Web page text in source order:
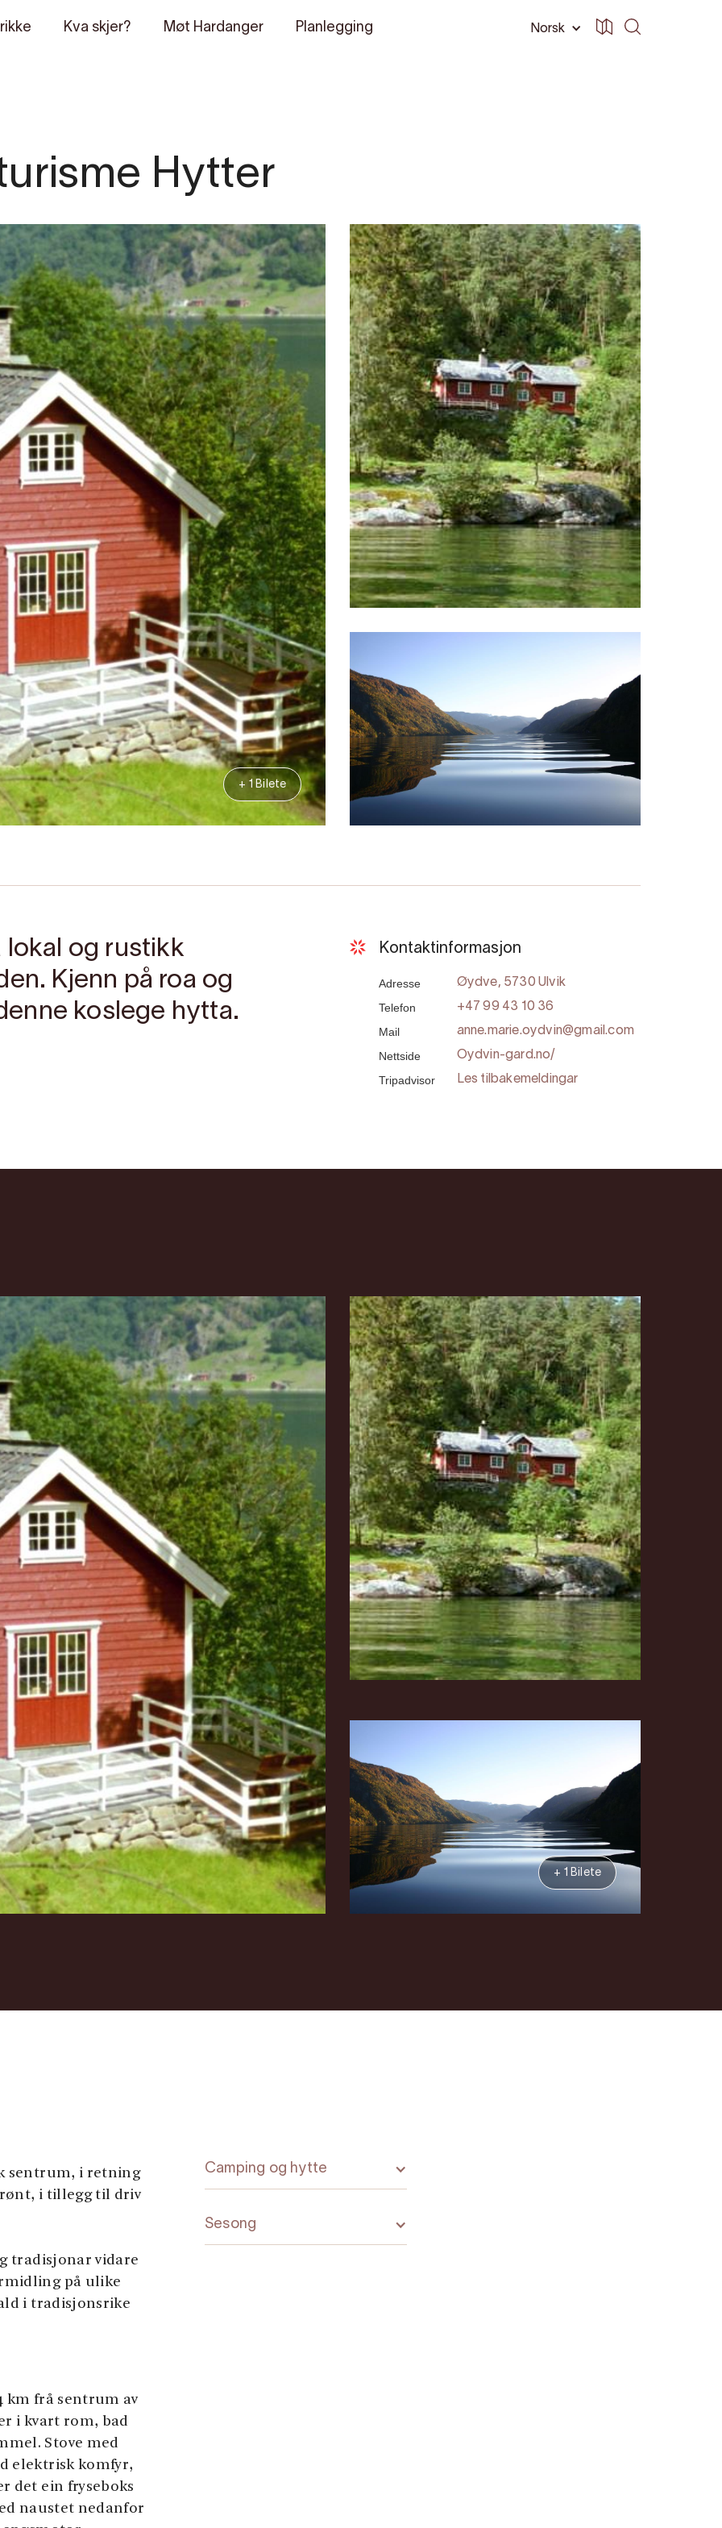
Norsk
Kva skjer? Møt Hardanger Planlegging
Hytter
+ 1 Bilete
lokal og rustikk
Kjenn på roa og
koslege hytta.
Kontaktinformasjon
Adresse Øydve, 5730 Ulvik
Telefon +47 99 43 10 36
Mail anne.marie.oydvin@gmail.com
Nettside Oydvin-gard.no/
Tripadvisor Les tilbakemeldingar
+ 1 Bilete
sentrum, i retning
i tillegg til driv
tradisjonar vidare
på ulike
i tradisjonsrike
km frå sentrum av
i kvart rom, bad
Stove med
elektrisk komfyr,
det ein fryseboks
naustet nedanfor
Camping og hytte
Sesong